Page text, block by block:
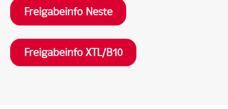
Freigabeinfo Neste
Freigabeinfo XTL/B10